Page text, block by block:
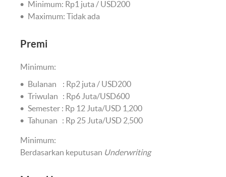
Minimum: Rp1 juta / USD200
Maximum: Tidak ada
Premi
Minimum:
Bulanan : Rp2 juta / USD200
Triwulan : Rp6 Juta/USD600
Semester : Rp 12 Juta/USD 1,200
Tahunan : Rp 25 Juta/USD 2,500
Minimum:
Berdasarkan keputusan Underwriting